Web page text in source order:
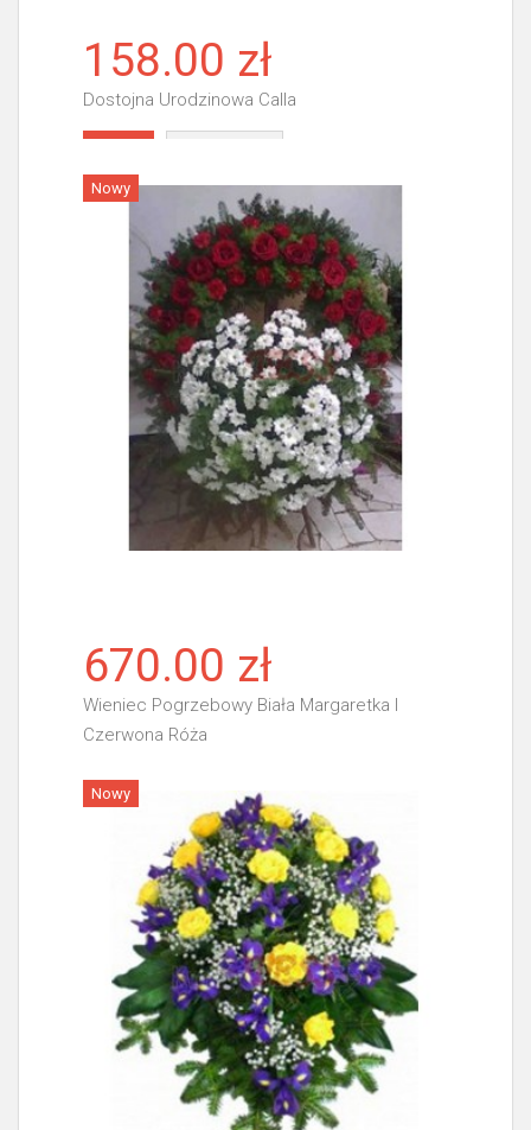
158.00 zł
Dostojna Urodzinowa Calla
Nowy
670.00 zł
Wieniec Pogrzebowy Biała Margaretka I
Czerwona Róża
Więcej
Nowy